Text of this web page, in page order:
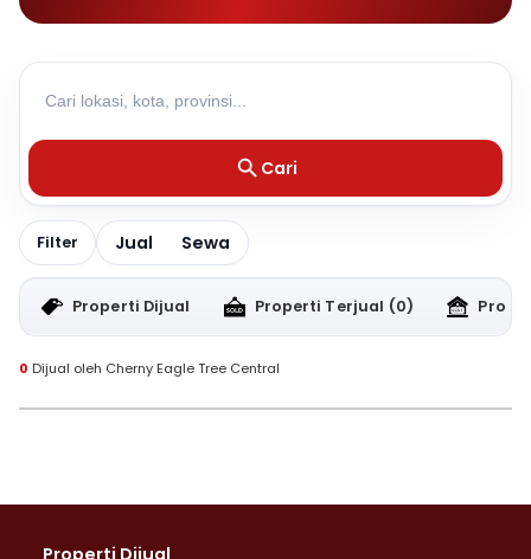
Cari
Filter Jual Sewa
Properti Dijual Properti Terjual (0)
0 Dijual oleh Cherny Eagle Tree Central
Properti Dijual